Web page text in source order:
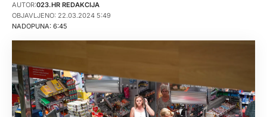
NADOPUNA: 6:45
AUTOR:023.HR REDAKCIJA
OBJAVLJENO: 22.03.2024 5:49